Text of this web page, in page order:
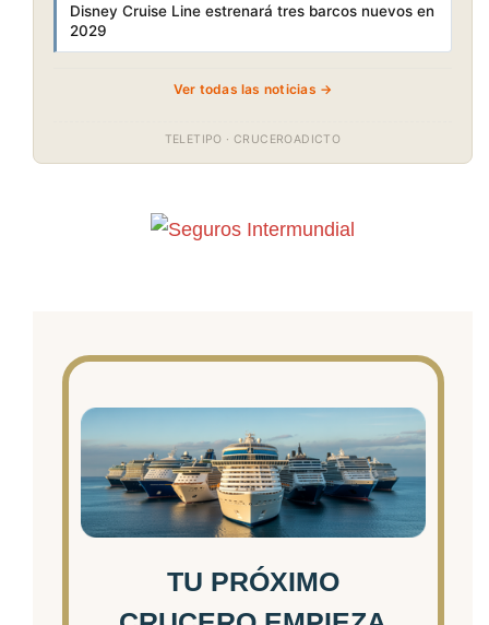
Disney Cruise Line estrenará tres barcos nuevos en
2029
Ver todas las noticias →
TELETIPO · CRUCEROADICTO